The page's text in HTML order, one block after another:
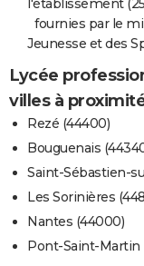
fournies par le
Jeunesse et des
Lycée
villes à
Rezé (44400)
Bouguenais
Saint-Sébastien-
Les Sorinières
Nantes (44000)
Pont-Saint-Martin